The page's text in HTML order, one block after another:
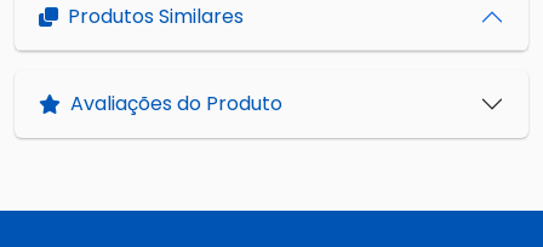
Produtos Similares
Avaliações do Produto